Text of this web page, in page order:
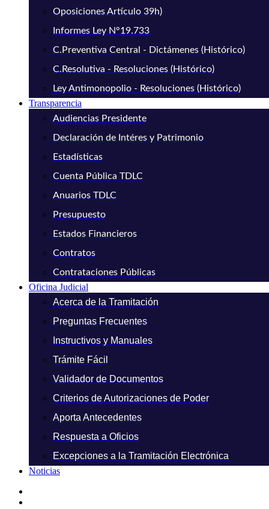
Oposiciones Artículo 39h)
Informes Ley N°19.733
C.Preventiva Central - Dictámenes (Histórico)
C.Resolutiva - Resoluciones (Histórico)
Ley Antimonopolio - Resoluciones (Histórico)
Transparencia
Audiencias Presidente
Declaración de Intéres y Patrimonio
Estadísticas
Cuenta Pública TDLC
Anuarios TDLC
Presupuesto
Estados Financieros
Contratos
Contrataciones Públicas
Oficina Judicial
Acerca de la Tramitación
Preguntas Frecuentes
Instructivos y Manuales
Trámite Fácil
Validador de Documentos
Criterios de Autorizaciones de Poder
Aporta Antecedentes
Respuesta a Oficios
Excepciones a la Tramitación Electrónica
Noticias